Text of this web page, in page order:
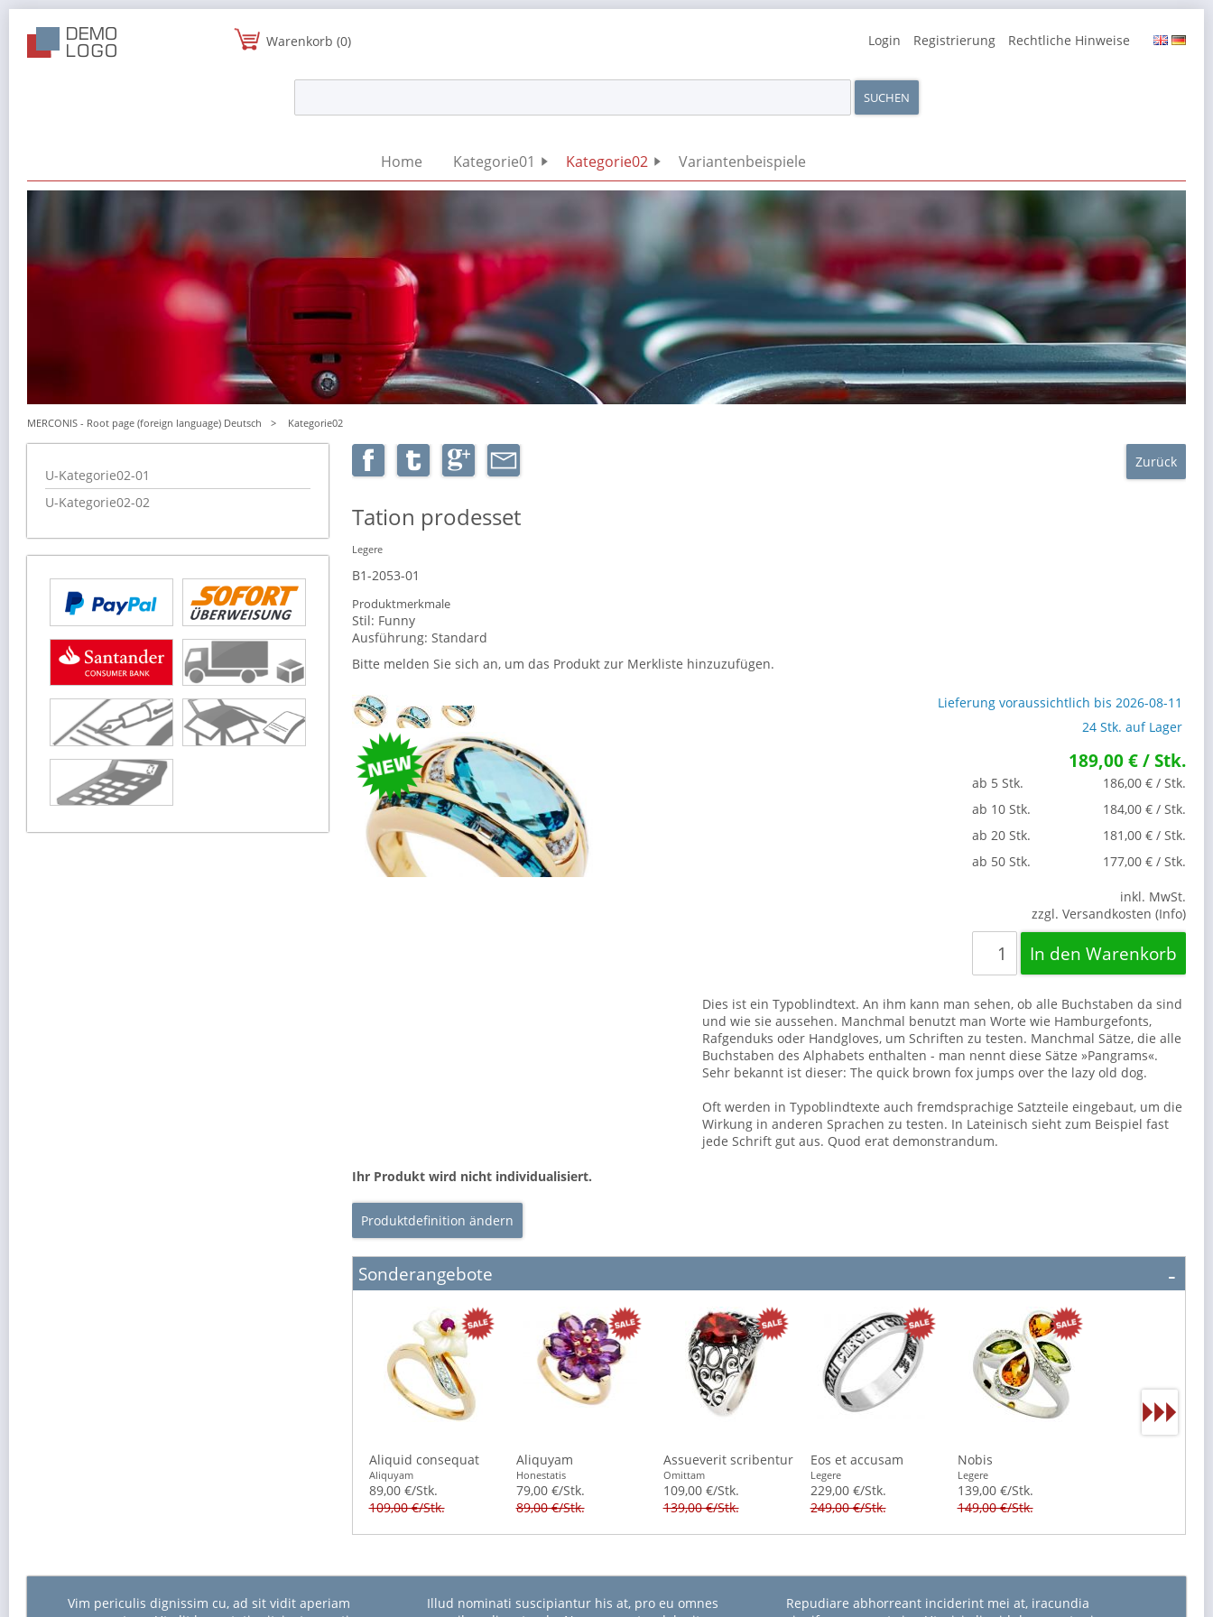
Warenkorb (0)
Navigation
Login Registrierung Rechtliche Hinweise
überspringen
Home Kategorie01 Kategorie02 Variantenbeispiele
MERCONIS - Root page (foreign language) Deutsch Kategorie02
Zurück
Tation prodesset
Legere
B1-2053-01
Produktmerkmale
Stil: Funny
Ausführung: Standard
Bitte melden Sie sich an, um das Produkt zur Merkliste hinzuzufügen.
Lieferung voraussichtlich bis 2026-08-11
24 Stk. auf Lager
189,00 € / Stk.
ab 5 Stk.
186,00 € / Stk.
ab 10 Stk.
184,00 € / Stk.
ab 20 Stk.
181,00 € / Stk.
ab 50 Stk.
177,00 € / Stk.
inkl. MwSt.
zzgl. Versandkosten (Info)
Dies ist ein Typoblindtext. An ihm kann man sehen, ob alle Buchstaben da sind
und wie sie aussehen. Manchmal benutzt man Worte wie Hamburgefonts,
Rafgenduks oder Handgloves, um Schriften zu testen. Manchmal Sätze, die alle
Buchstaben des Alphabets enthalten - man nennt diese Sätze »Pangrams«.
Sehr bekannt ist dieser: The quick brown fox jumps over the lazy old dog.
Oft werden in Typoblindtexte auch fremdsprachige Satzteile eingebaut, um die
Wirkung in anderen Sprachen zu testen. In Lateinisch sieht zum Beispiel fast
jede Schrift gut aus. Quod erat demonstrandum.
Ihr Produkt wird nicht individualisiert.
Produktdefinition ändern
Sonderangebote
Aliquid consequat
Aliquyam
89,00 €/Stk.
109,00 €/Stk.
Aliquyam
Honestatis
79,00 €/Stk.
89,00 €/Stk.
Assueverit scribentur
Omittam
109,00 €/Stk.
139,00 €/Stk.
Eos et accusam
Legere
229,00 €/Stk.
249,00 €/Stk.
Nobis
Legere
139,00 €/Stk.
149,00 €/Stk.
Navigation
überspringen
U-Kategorie02-01
U-Kategorie02-02
Vim periculis dignissim cu, ad sit vidit aperiam
Illud nominati suscipiantur his at, pro eu omnes
Repudiare abhorreant inciderint mei at, iracundia